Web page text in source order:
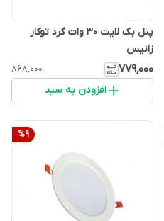
پنل بک لایت 30 وات گرد توکار
زانیس
۷۷۹٬۰۰۰ ۸۶۸٬۰۰۰
افزودن به سبد
%9